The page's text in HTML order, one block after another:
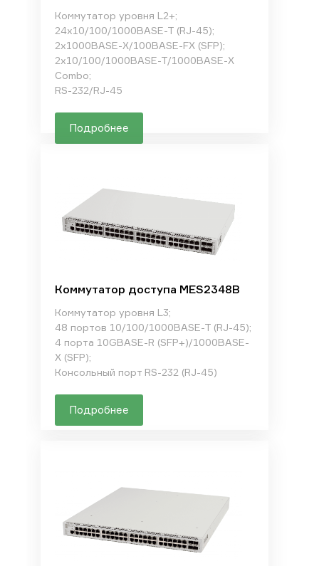
Коммутатор уровня L2+;
24х10/100/1000BASE-T (RJ-45);
2х1000BASE-X/100BASE-FX (SFP);
2х10/100/1000BASE-T/1000BASE-X
Combo;
RS-232/RJ-45
Подробнее
Коммутатор доступа MES2348B
Коммутатор уровня L3;
48 портов 10/100/1000BASE-T (RJ-45);
4 порта 10GBASE-R (SFP+)/1000BASE-
X (SFP);
Консольный порт RS-232 (RJ-45)
Подробнее